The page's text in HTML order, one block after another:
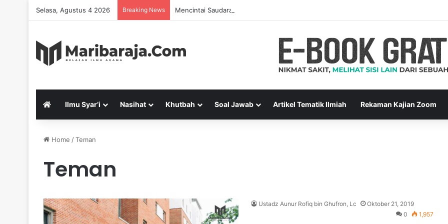
Selasa, Agustus 4 2026 Breaking News Mencintai Saudara Muslim Adalah Bukti Keimanan – Hadits Ke-13 Arbain Nawawi
Ilmu Syar’i Nasihat Khutbah Soal Jawab Artikel Tematik Ilmiah Rekaman Kajian Zoom
Home /Teman
Teman
Ustadz Aunur Rofiq bin Ghufron, Lc
Oktober 21, 2019
0
1,957